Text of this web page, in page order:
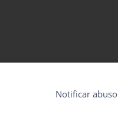
Notificar abuso